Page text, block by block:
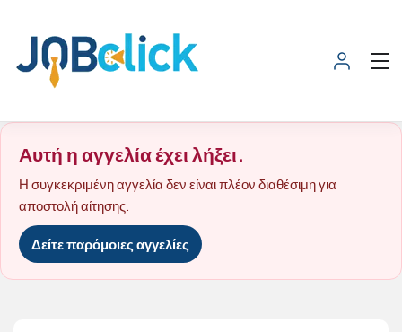
Αυτή η αγγελία έχει λήξει.
Η συγκεκριμένη αγγελία δεν είναι πλέον διαθέσιμη για
αποστολή αίτησης.
Δείτε παρόμοιες αγγελίες